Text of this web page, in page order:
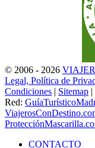
© 2006 - 2026
Legal, Política de
Condiciones | Sitemap |
Red:
CONTACTO